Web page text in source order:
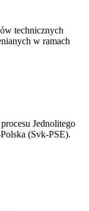
technicznych
w ramach
Jednolitego
(Svk-PSE).